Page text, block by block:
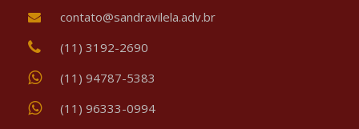
contato@sandravilela.adv.br
(11) 3192-2690
(11) 94787-5383
(11) 96333-0994